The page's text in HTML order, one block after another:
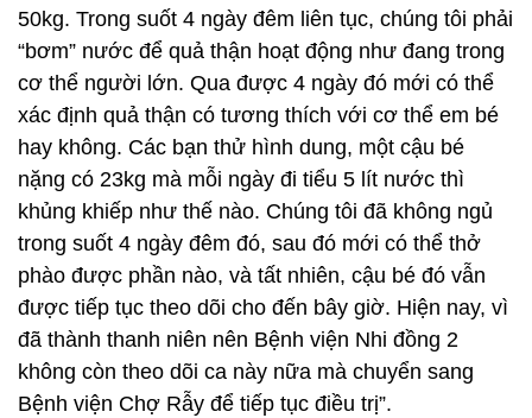
50kg. Trong suốt 4 ngày đêm liên tục, chúng tôi phải
“bơm” nước để quả thận hoạt động như đang trong
cơ thể người lớn. Qua được 4 ngày đó mới có thể
xác định quả thận có tương thích với cơ thể em bé
hay không. Các bạn thử hình dung, một cậu bé
nặng có 23kg mà mỗi ngày đi tiểu 5 lít nước thì
khủng khiếp như thế nào. Chúng tôi đã không ngủ
trong suốt 4 ngày đêm đó, sau đó mới có thể thở
phào được phần nào, và tất nhiên, cậu bé đó vẫn
được tiếp tục theo dõi cho đến bây giờ. Hiện nay, vì
đã thành thanh niên nên Bệnh viện Nhi đồng 2
không còn theo dõi ca này nữa mà chuyển sang
Bệnh viện Chợ Rẫy để tiếp tục điều trị”.